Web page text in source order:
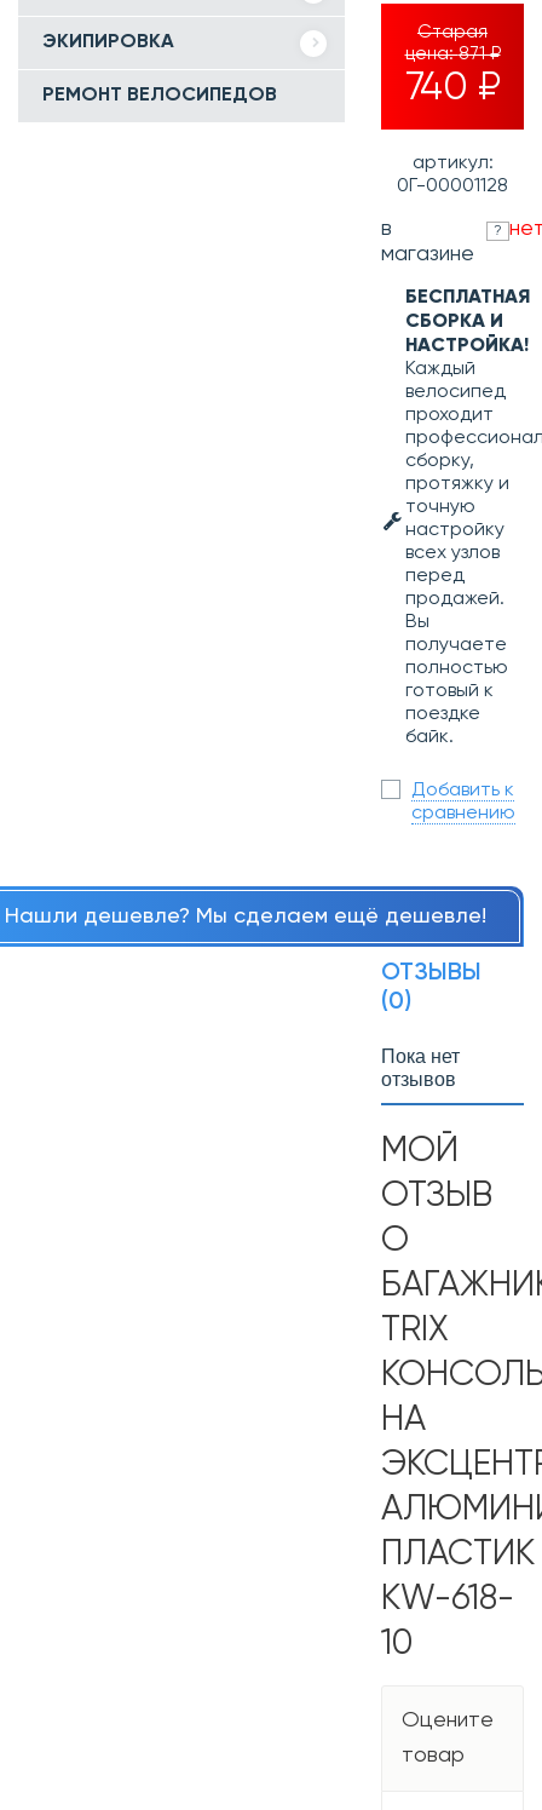
ЭКИПИРОВКА
РЕМОНТ ВЕЛОСИПЕДОВ
Старая
цена:871 ₽
740 ₽
артикул:
0Г-00001128
в
магазине
?
БЕСПЛАТНАЯ
СБОРКА И
НАСТРОЙКА!
Каждый
велосипед
проходит
сборку,
протяжку и
точную
настройку
всех узлов
перед
продажей.
Вы
получаете
полностью
готовый к
поездке
байк.
Добавить к
сравнению
Нашли дешевле? Мы сделаем ещё дешевле!
ОТЗЫВЫ
(0)
Пока нет
отзывов
МОЙ
ОТЗЫВ
О
TRIX
НА
ПЛАСТИК
KW-618-
10
Оцените
товар